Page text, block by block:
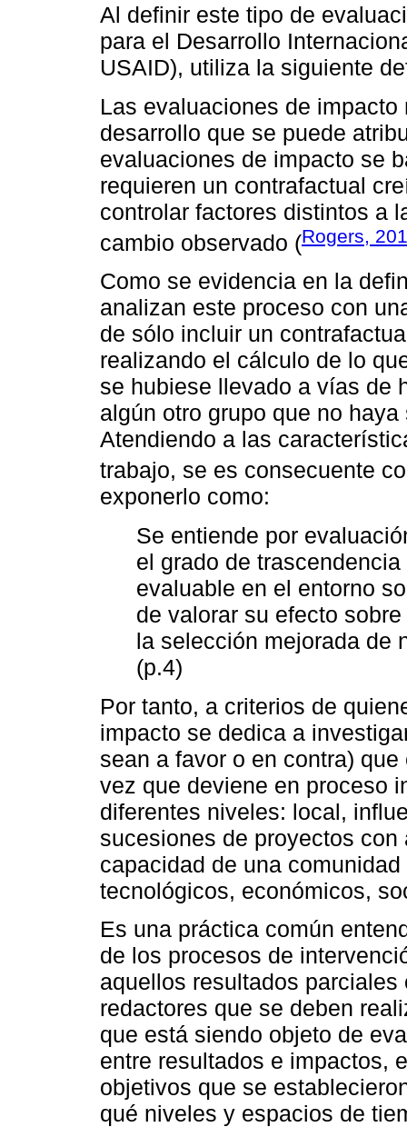
Al definir este tipo de
para el Desarrollo
USAID), utiliza la siguiente
Las evaluaciones de
desarrollo que se puede
evaluaciones de impacto se
requieren un contrafactual
controlar factores distintos a
cambio observado (Rogers,
Como se evidencia en la
analizan este proceso con
de sólo incluir un
realizando el cálculo de lo
se hubiese llevado a vías de
algún otro grupo que no
Atendiendo a las
trabajo, se es consecuente
exponerlo como:
Se entiende por
el grado de
evaluable en el entorno
de valorar su efecto
la selección mejorada de
(p.4)
Por tanto, a criterios de
impacto se dedica a
sean a favor o en contra)
vez que deviene en proceso
diferentes niveles: local,
sucesiones de proyectos
capacidad de una
tecnológicos, económicos,
Es una práctica común
de los procesos de
aquellos resultados
redactores que se deben
que está siendo objeto de
entre resultados e impactos,
objetivos que se
qué niveles y espacios de